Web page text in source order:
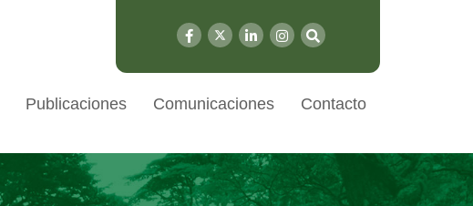
Publicaciones Comunicaciones Contacto